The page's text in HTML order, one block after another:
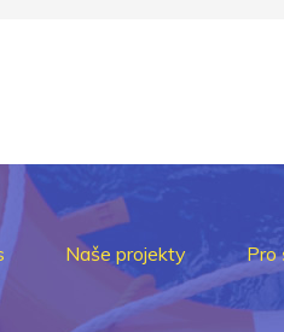
Naše projekty Pro